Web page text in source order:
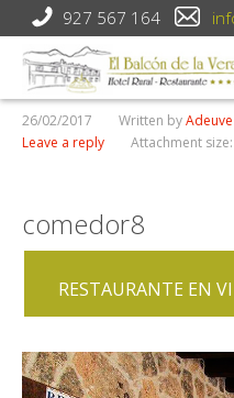
927 567 164
26/02/2017 Written by
Leave a reply
Attachment
comedor8
RESTAURANTE EN